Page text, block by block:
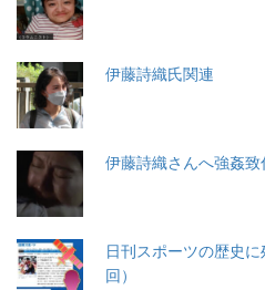
伊藤詩織氏関連
伊藤詩織さんへ強姦致
日刊スポーツの歴史
回）